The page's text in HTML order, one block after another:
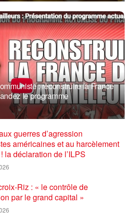
: reconstruire la France
le programme
guerres d’agression
américaines et au harcèlement
la déclaration de l’ILPS
Riz : « le contrôle de
par le grand capital »